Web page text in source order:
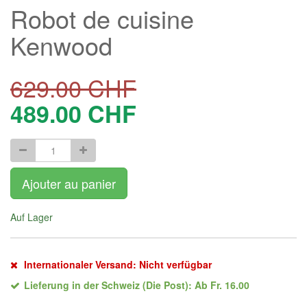
Robot de cuisine
Kenwood
629.00CHF
489.00 CHF
Ajouter au panier
Auf Lager
Internationaler Versand: Nicht verfügbar
Lieferung in der Schweiz (Die Post): Ab Fr. 16.00